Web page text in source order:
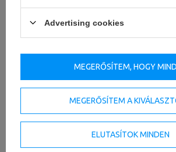
Műszaki adatok
Advertising cookies
MEGERŐSÍTEM A
ELUTASÍTOK MINDEN
MEGERŐSÍTEM, HOGY